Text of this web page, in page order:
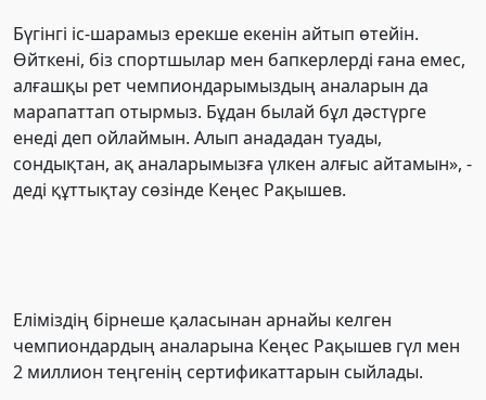
Бүгінгі іс-шарамыз ерекше екенін айтып өтейін.
Өйткені, біз спортшылар мен бапкерлерді ғана емес,
алғашқы рет чемпиондарымыздың аналарын да
марапаттап отырмыз. Бұдан былай бұл дәстүрге
енеді деп ойлаймын. Алып анададан туады,
сондықтан, ақ аналарымызға үлкен алғыс айтамын», -
деді құттықтау сөзінде Кеңес Рақышев.
Еліміздің бірнеше қаласынан арнайы келген
чемпиондардың аналарына Кеңес Рақышев гүл мен
2 миллион теңгенің сертификаттарын сыйлады.